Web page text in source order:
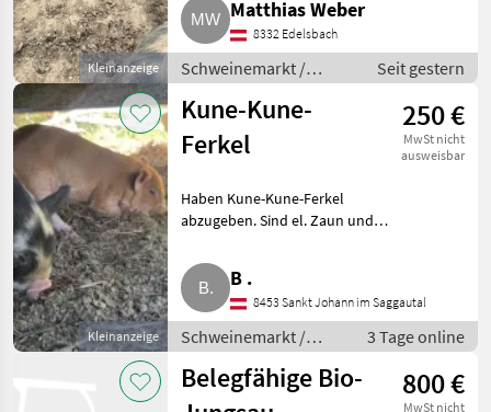
Kleinanzeige
Matthias Weber
8332 Edelsbach
Schweinemarkt /
Schweinemarkt
Seit gestern
Kleinanzeige
Kune-Kune-
Ferkel
250 €
MwSt nicht
ausweisbar
Haben Kune-Kune-Ferkel
abzugeben. Sind el. Zaun und
und grasen viel. Schweinemarkt
Zubehör Schweinehaltung
B .
8453 Sankt Johann im Saggautal
Schweinemarkt /
Zubehör
Schweinehaltung
3 Tage online
Belegfähige Bio-
800 €
MwSt nicht